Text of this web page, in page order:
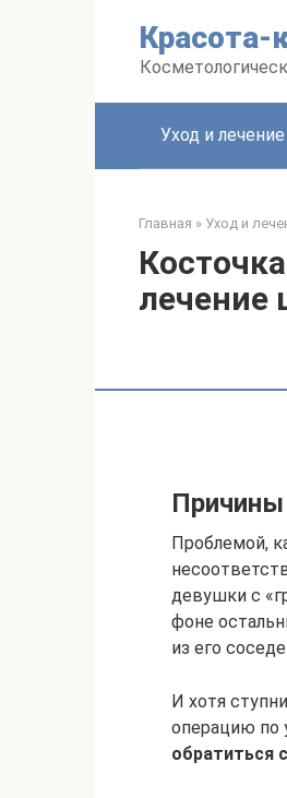
Красота-
Уход и лечение
Главная » Уход и
Причины
Проблемой,
девушки с
фоне
из его
И хотя
операцию по
обратиться